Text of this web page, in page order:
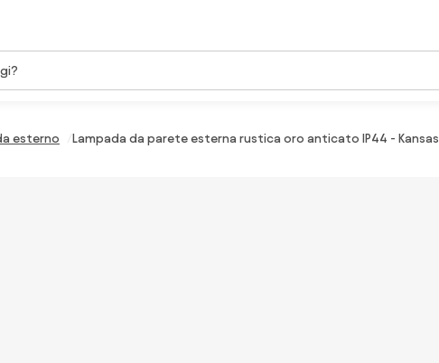
esterno Lampada da parete esterna rustica oro anticato IP44 - Kansas